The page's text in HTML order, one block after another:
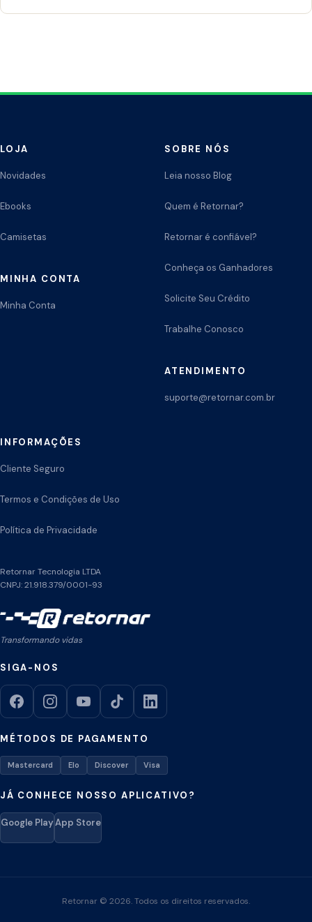
LOJA
Novidades
Ebooks
Camisetas
MINHA CONTA
Minha Conta
SOBRE NÓS
Leia nosso Blog
Quem é Retornar?
Retornar é confiável?
Conheça os Ganhadores
Solicite Seu Crédito
Trabalhe Conosco
ATENDIMENTO
suporte@retornar.com.br
INFORMAÇÕES
Cliente Seguro
Termos e Condições de Uso
Política de Privacidade
Retornar Tecnologia LTDA
CNPJ: 21.918.379/0001-93
Transformando vidas
SIGA-NOS
MÉTODOS DE PAGAMENTO
Mastercard Elo Discover Visa
JÁ CONHECE NOSSO APLICATIVO?
Google PlayApp Store
Retornar © 2026. Todos os direitos reservados.